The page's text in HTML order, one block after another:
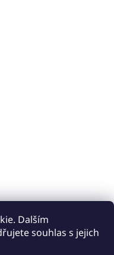
Dalším
souhlas s jejich